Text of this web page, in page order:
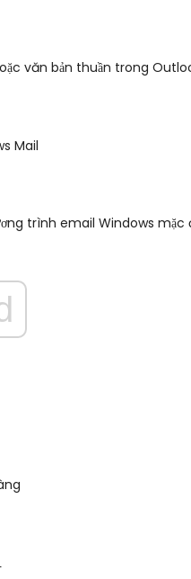
văn bản thuần trong
Mail
trình email Windows mặc